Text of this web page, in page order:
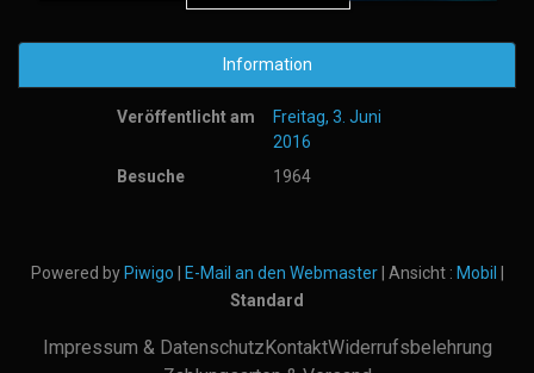
Information
Veröffentlicht am
Freitag, 3. Juni
2016
Besuche
1964
Powered by Piwigo E-Mail an den Webmaster| Ansicht : Mobil
Standard
Impressum & Datenschutz KontaktWiderrufsbelehrung